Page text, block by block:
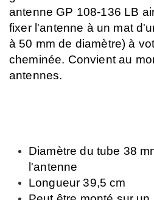
antenne GP 108-136 LB
fixer l'antenne à un mat
à 50 mm de diamètre) à
cheminée. Convient au
antennes.
Diamètre du tube 38
l'antenne
Longueur 39,5 cm